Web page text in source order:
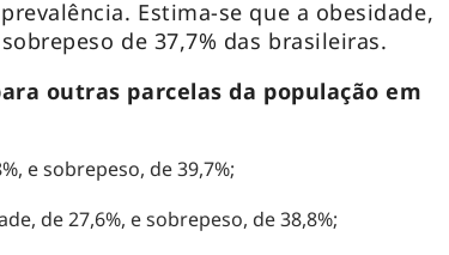
Estima-se que a obesidade,
de 37,7% das brasileiras.
outras parcelas da população em
e sobrepeso, de 39,7%;
de 27,6%, e sobrepeso, de 38,8%;